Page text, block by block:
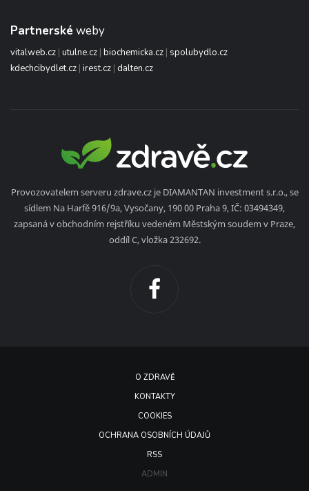
Partnerské weby
vitalweb.cz | utulne.cz | biochemicka.cz | spolubydlo.cz
kdechcibydlet.cz | irest.cz | dalten.cz
Provozovatelem serveru zdrave.cz je DIAMANTAN investment s.r.o., se
sídlem Na Harfě 916/9a, Vysočany, 190 00 Praha 9, IČ: 03494349,
zapsaná v obchodním rejstříku vedeném Městským soudem v Praze,
oddíl C, vložka 232692.
O ZDRAVĚ
KONTAKTY
COOKIES
OCHRANA OSOBNÍCH ÚDAJŮ
RSS
ADMIN